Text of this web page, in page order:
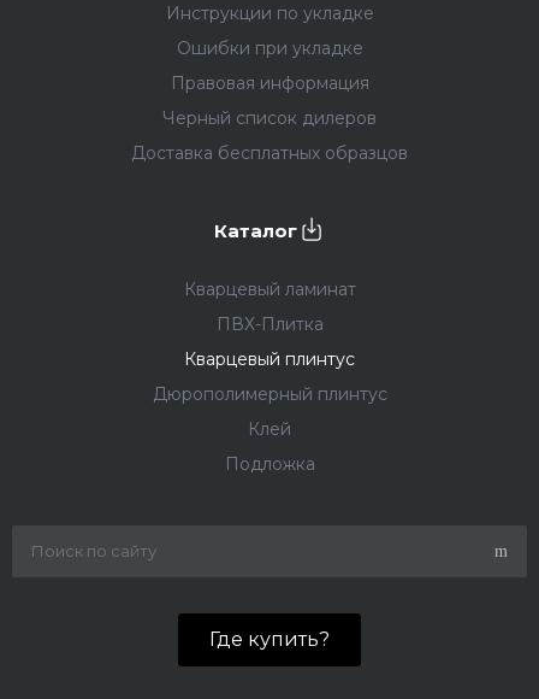
Инструкции по укладке
Ошибки при укладке
Правовая информация
Черный список дилеров
Доставка бесплатных образцов
Каталог
Кварцевый ламинат
ПВХ-Плитка
Кварцевый плинтус
Дюрополимерный плинтус
Клей
Подложка
Где купить?